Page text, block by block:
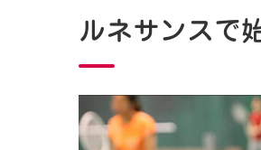
ルネサンスで